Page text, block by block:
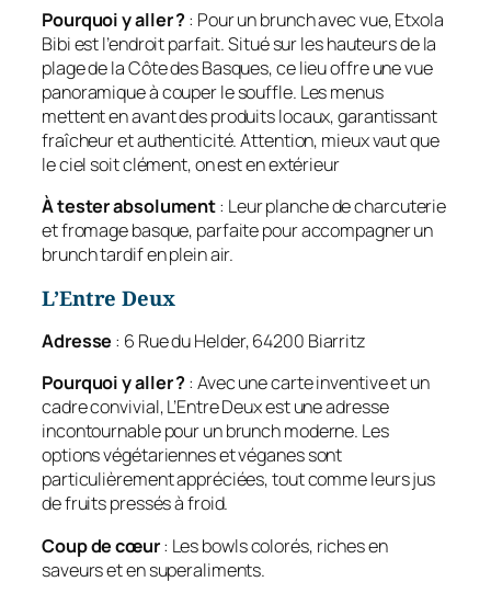
Pourquoi y aller ?: Pour un brunch avec vue, Etxola
Bibi est l’endroit parfait. Situé sur les hauteurs de la
plage de la Côte des Basques, ce lieu offre une vue
panoramique à couper le souffle. Les menus
mettent en avant des produits locaux, garantissant
fraîcheur et authenticité. Attention, mieux vaut que
le ciel soit clément, on est en extérieur
À tester absolument: Leur planche de charcuterie
et fromage basque, parfaite pour accompagner un
brunch tardif en plein air.
L’Entre Deux
Adresse : 6 Rue du Helder, 64200 Biarritz
Pourquoi y aller ?: Avec une carte inventive et un
cadre convivial, L’Entre Deux est une adresse
incontournable pour un brunch moderne. Les
options végétariennes et véganes sont
particulièrement appréciées, tout comme leurs jus
de fruits pressés à froid.
Coup de cœur: Les bowls colorés, riches en
saveurs et en superaliments.